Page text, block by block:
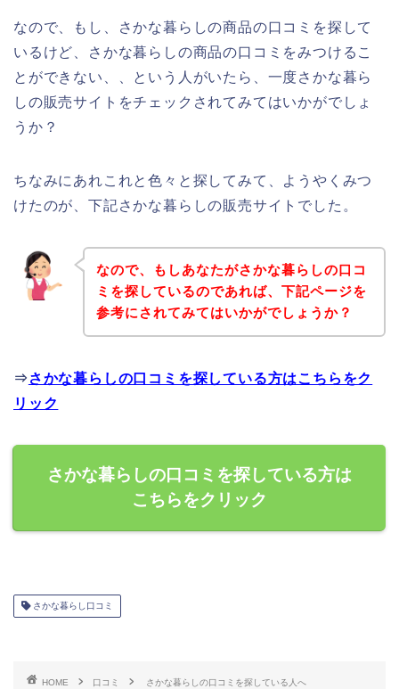
なので、もし、さかな暮らしの商品の口コミを探して
いるけど、さかな暮らしの商品の口コミをみつけるこ
とができない、、という人がいたら、一度さかな暮ら
しの販売サイトをチェックされてみてはいかがでしょ
うか？
ちなみにあれこれと色々と探してみて、ようやくみつ
けたのが、下記さかな暮らしの販売サイトでした。
なので、もしあなたがさかな暮らしの口コ
ミを探しているのであれば、下記ページを
参考にされてみてはいかがでしょうか？
⇒ さかな暮らしの口コミを探している方はこちらをク
リック
さかな暮らしの口コミを探している方は
こちらをクリック
さかな暮らし口コミ
HOME 口コミ さかな暮らしの口コミを探している人へ